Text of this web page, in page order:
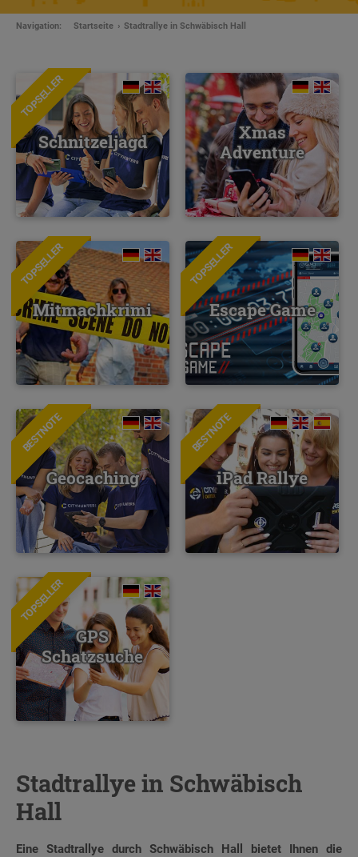
Navigation: Startseite Stadtrallye in Schwäbisch Hall
TOPSELLER
Schnitzeljagd
Xmas
Adventure
TOPSELLER
Mitmachkrimi
NEU
TOPSELLER
Escape Game
BESTNOTE
Geocaching
BESTNOTE
iPad Rallye
TOPSELLER
GPS
Schatzsuche
Stadtrallye in Schwäbisch
Hall
Eine Stadtrallye durch Schwäbisch Hall bietet Ihnen die